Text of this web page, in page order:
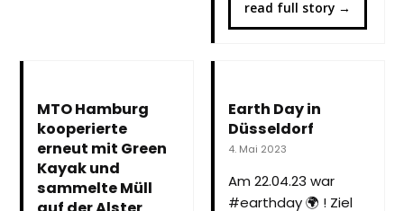
read full story →
MTO Hamburg
kooperierte
erneut mit Green
Kayak und
sammelte Müll
Earth Day in
Düsseldorf
4. Mai 2023
Am 22.04.23 war
#earthday 🌍 ! Ziel